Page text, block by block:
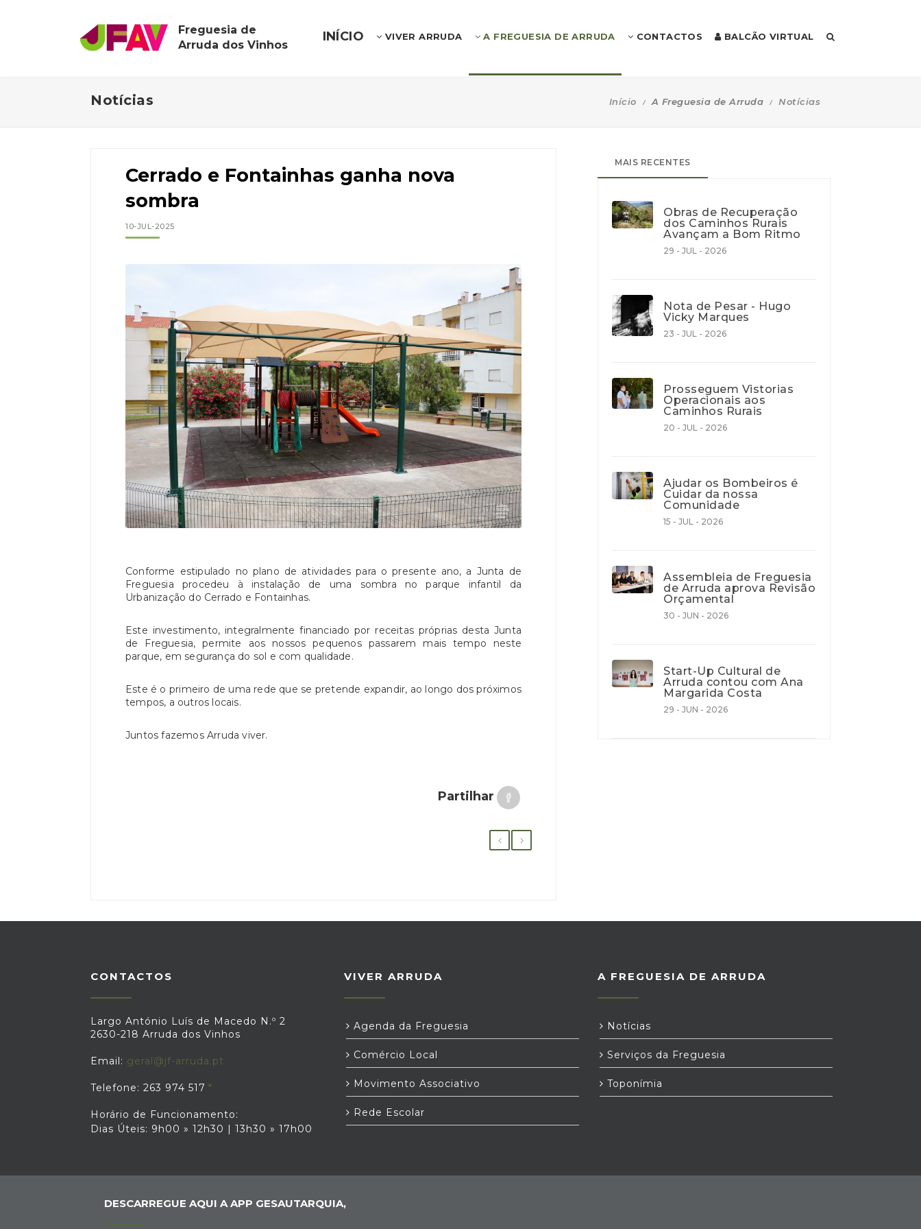
Freguesia de
Arruda dos Vinhos
INÍCIO VIVER ARRUDA A FREGUESIA DE ARRUDA CONTACTOS BALCÃO VIRTUAL
Notícias Início A Freguesia de Arruda Notícias
Cerrado e Fontainhas ganha nova
sombra
10-JUL-2025
Conforme estipulado no plano de atividades para o presente ano, a Junta de
Freguesia procedeu à instalação de uma sombra no parque infantil da
Urbanização do Cerrado e Fontainhas.
Este investimento, integralmente financiado por receitas próprias desta Junta
de Freguesia, permite aos nossos pequenos passarem mais tempo neste
parque, em segurança do sol e com qualidade.
Este é o primeiro de uma rede que se pretende expandir, ao longo dos próximos
tempos, a outros locais.
Juntos fazemos Arruda viver.
Partilhar
MAIS RECENTES
Obras de Recuperação
dos Caminhos Rurais
Avançam a Bom Ritmo
29 - JUL - 2026
Nota de Pesar - Hugo
Vicky Marques
23 - JUL - 2026
Prosseguem Vistorias
Operacionais aos
Caminhos Rurais
20 - JUL - 2026
Ajudar os Bombeiros é
Cuidar da nossa
Comunidade
15 - JUL - 2026
Assembleia de Freguesia
de Arruda aprova Revisão
Orçamental
30 - JUN - 2026
Start-Up Cultural de
Arruda contou com Ana
Margarida Costa
29 - JUN - 2026
CONTACTOS
Largo António Luís de Macedo N.º 2
2630-218 Arruda dos Vinhos
Email: geral@jf-arruda.pt
Telefone: 263 974 517
Horário de Funcionamento:
Dias Úteis: 9h00 » 12h30 | 13h30 » 17h00
VIVER ARRUDA
Agenda da Freguesia
Comércio Local
Movimento Associativo
Rede Escolar
A FREGUESIA DE ARRUDA
Notícias
Serviços da Freguesia
Toponímia
DESCARREGUE AQUI A APP GESAUTARQUIA,